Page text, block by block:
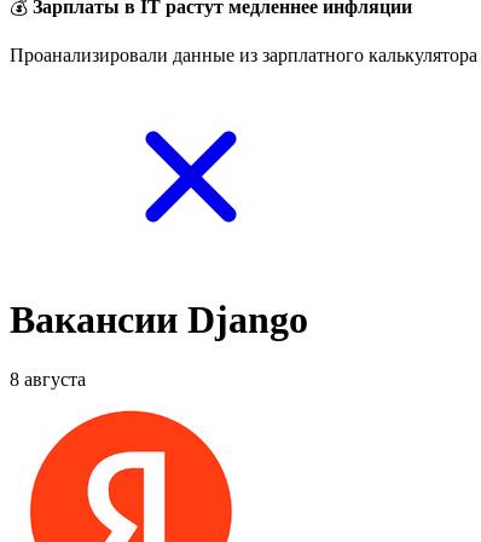
💰 Зарплаты в IT растут медленнее инфляции
Проанализировали данные из зарплатного
Вакансии Django
8 августа